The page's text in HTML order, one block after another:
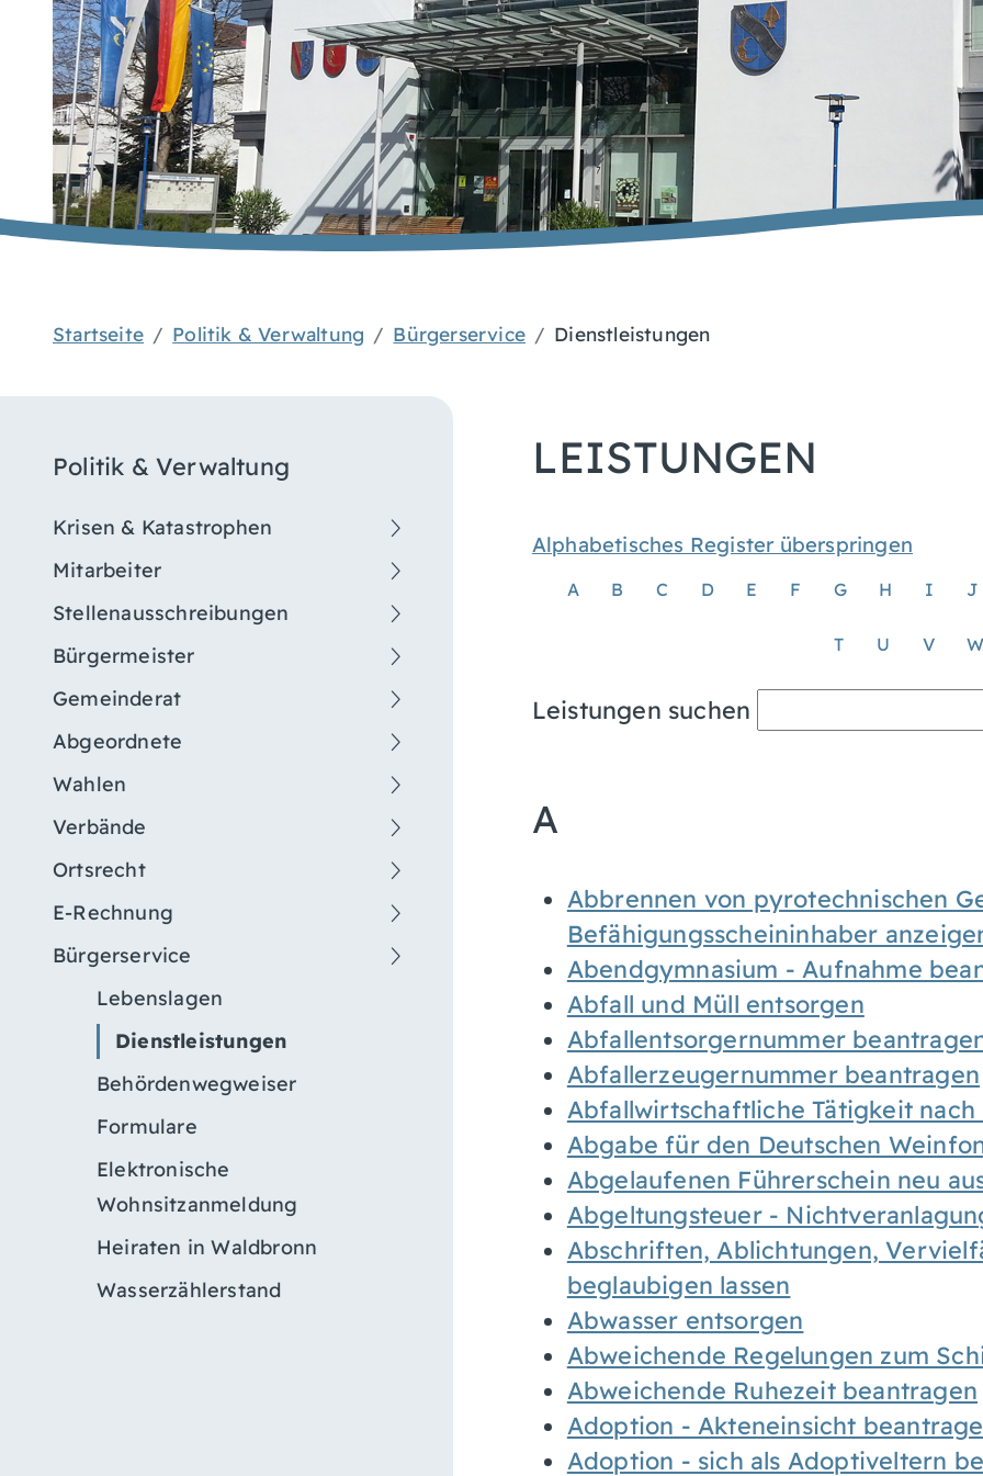
Startseite Politik & Verwaltung Bürgerservice Dienstleistungen
Politik & Verwaltung
Krisen & Katastrophen
Mitarbeiter
Stellenausschreibungen
Bürgermeister
Gemeinderat
Abgeordnete
Wahlen
Verbände
Ortsrecht
E-Rechnung
Bürgerservice
Lebenslagen
Dienstleistungen
Behördenwegweiser
Formulare
Elektronische
Wohnsitzanmeldung
Heiraten in Waldbronn
Wasserzählerstand
LEISTUNGEN
Alphabetisches Register überspringen
A B C D E F G H I J
T U V W
Leistungen suchen
A
Abbrennen von pyrotechnischen
Befähigungsscheininhaber
Abendgymnasium - Aufnahme
Abfall und Müll entsorgen
Abfallentsorgernummer
Abfallerzeugernummer beantragen
Abfallwirtschaftliche Tätigkeit
Abgabe für den Deutschen
Abgelaufenen Führerschein neu
Abgeltungsteuer -
Abschriften, Ablichtungen,
beglaubigen lassen
Abwasser entsorgen
Abweichende Regelungen zum
Abweichende Ruhezeit beantragen
Adoption - Akteneinsicht
Adoption - sich als Adoptiveltern